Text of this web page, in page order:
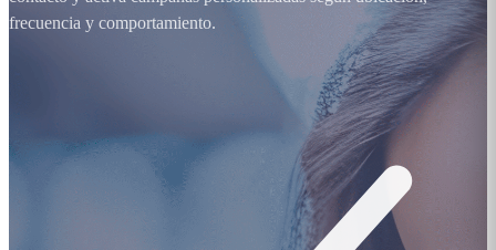
frecuencia y comportamiento.